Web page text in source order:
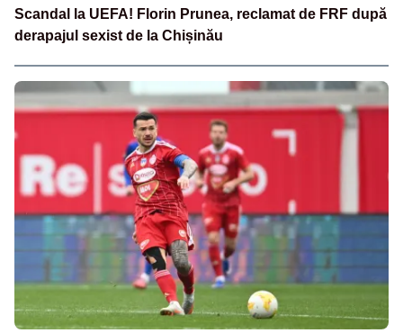
Scandal la UEFA! Florin Prunea, reclamat de FRF după
derapajul sexist de la Chișinău